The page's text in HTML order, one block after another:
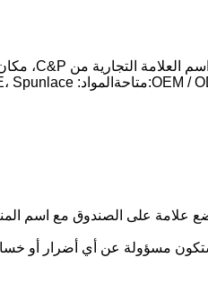
في صندوق نظيف وجاف ومغلق. كل صندوق سيحتوي على 10 ستائر. سيتم وضع
مسؤولة عن أي أضرار أو خسائر